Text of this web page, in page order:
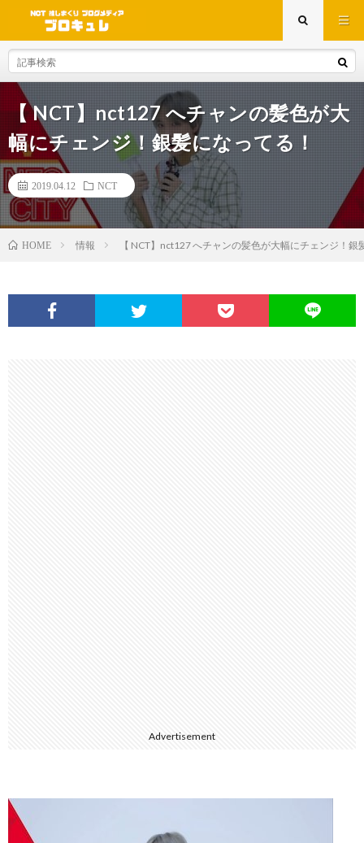
【 NCT】nct127 へチャンの髪色が大
幅にチェンジ！銀髪になってる！
2019.04.12 NCT
HOME 情報 【 NCT】nct127 へチャンの髪色が大幅にチェンジ！銀
Advertisement